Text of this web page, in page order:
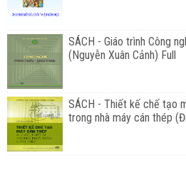
SÁCH - Giáo trình Công
(Nguyễn Xuân Cảnh) Full
SÁCH - Thiết kế chế tạo
trong nhà máy cán thép